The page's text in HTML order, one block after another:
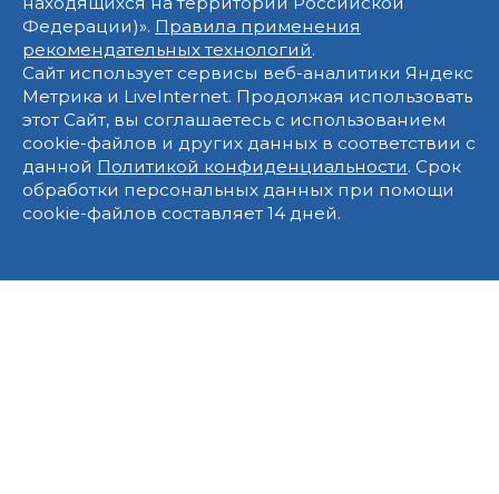
Федерации)». Правила применения
рекомендательных технологий.
Сайт использует сервисы веб-аналитики Яндекс
Метрика и LiveInternet. Продолжая использовать
этот Сайт, вы соглашаетесь с использованием
cookie-файлов и других данных в соответствии с
данной Политикой конфиденциальности. Срок
обработки персональных данных при помощи
cookie-файлов составляет 14 дней.